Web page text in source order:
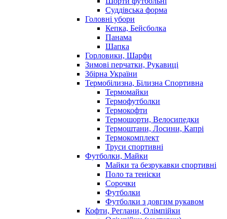
Суддівська форма
Головні убори
Кепка, Бейсболка
Панама
Шапка
Горловики, Шарфи
Зимові перчатки, Рукавиці
Збірна України
Термобілизна, Білизна Спортивна
Термомайки
Термофутболки
Термокофти
Термошорти, Велосипедки
Термоштани, Лосини, Капрі
Термокомплект
Труси спортивні
Футболки, Майки
Майки та безрукавки спортивні
Поло та теніски
Сорочки
Футболки
Футболки з довгим рукавом
Кофти, Реглани, Олімпійки